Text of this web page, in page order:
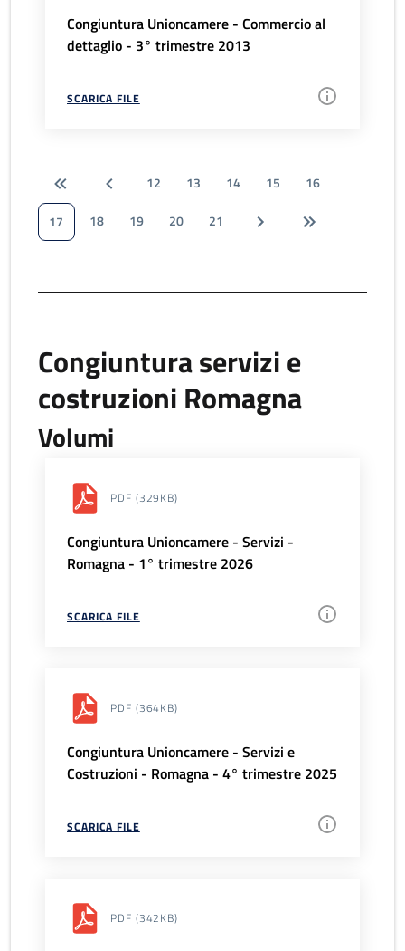
Congiuntura Unioncamere - Commercio al
dettaglio - 3° trimestre 2013
SCARICA FILE
12 13 14 15
16
17
18 19 20 21
Congiuntura servizi e
costruzioni Romagna
Volumi
PDF (329KB)
Congiuntura Unioncamere - Servizi -
Romagna - 1° trimestre 2026
SCARICA FILE
PDF (364KB)
Congiuntura Unioncamere - Servizi e
Costruzioni - Romagna - 4° trimestre 2025
SCARICA FILE
PDF (342KB)